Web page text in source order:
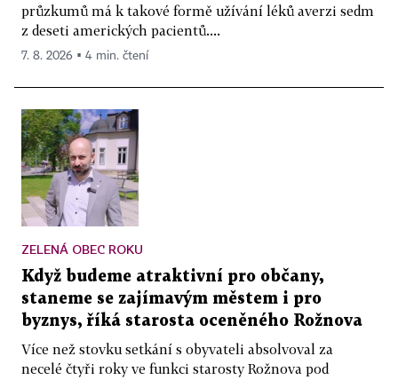
průzkumů má k takové formě užívání léků averzi sedm
z deseti amerických pacientů....
7. 8. 2026 ▪ 4 min. čtení
ZELENÁ OBEC ROKU
Když budeme atraktivní pro občany,
staneme se zajímavým městem i pro
byznys, říká starosta oceněného Rožnova
Více než stovku setkání s obyvateli absolvoval za
necelé čtyři roky ve funkci starosty Rožnova pod